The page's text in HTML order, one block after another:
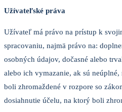
Užívateľské práva
Užívateľ má právo na prístup k
spracovaniu, najmä právo na:
osobných údajov, dočasné alebo
alebo ich vymazanie, ak sú
boli zhromaždené v rozpore so
dosiahnutie účelu, na ktorý boli